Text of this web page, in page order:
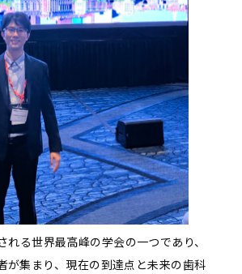
れる世界最高峰の学会の一つであり、
が集まり、現在の到達点と未来の歯科